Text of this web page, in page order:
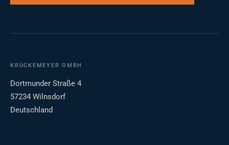
KRÜCKEMEYER GMBH
Dortmunder Straße 4
57234 Wilnsdorf
Deutschland